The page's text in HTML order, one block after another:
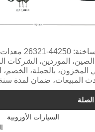
الكلمات الساخنة:
الصين، الموردين، الشركات
المخزون، بالجملة،
المبيعات، ضمان لمدة
الصلة
السيارات الأوروبية